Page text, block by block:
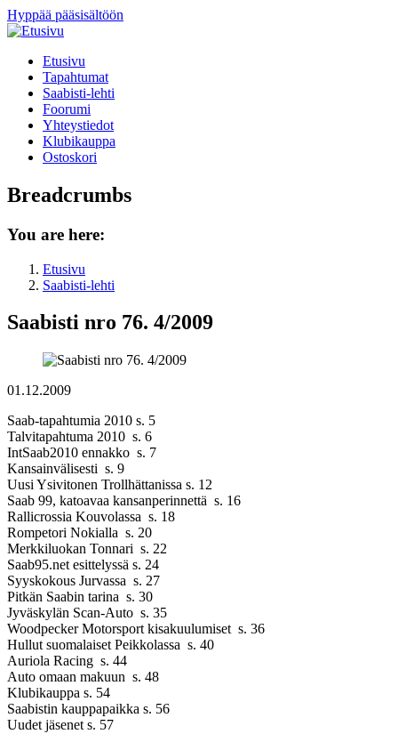
Hyppää pääsisältöön
Etusivu
Tapahtumat
Saabisti-lehti
Foorumi
Yhteystiedot
Klubikauppa
Ostoskori
Breadcrumbs
You are here:
Etusivu
Saabisti-lehti
Saabisti nro 76. 4/2009
01.12.2009
Saab-tapahtumia 2010 s. 5
Talvitapahtuma 2010 s. 6
IntSaab2010 ennakko s. 7
Kansainvälisesti s. 9
Uusi Ysivitonen Trollhättanissa s. 12
Saab 99, katoavaa kansanperinnettä s. 16
Rallicrossia Kouvolassa s. 18
Rompetori Nokialla s. 20
Merkkiluokan Tonnari s. 22
Saab95.net esittelyssä s. 24
Syyskokous Jurvassa s. 27
Pitkän Saabin tarina s. 30
Jyväskylän Scan-Auto s. 35
Woodpecker Motorsport kisakuulumiset s. 36
Hullut suomalaiset Peikkolassa s. 40
Auriola Racing s. 44
Auto omaan makuun s. 48
Klubikauppa s. 54
Saabistin kauppapaikka s. 56
Uudet jäsenet s. 57